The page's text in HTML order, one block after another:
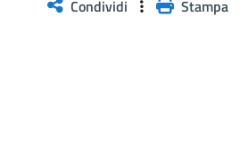
Condividi Stampa